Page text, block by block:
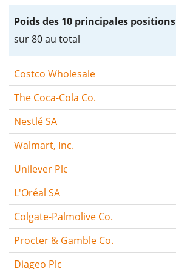
Poids des 10 principales positions
sur 80 au total
Costco Wholesale
The Coca-Cola Co.
Nestlé SA
Walmart, Inc.
Unilever Plc
L'Oréal SA
Colgate-Palmolive Co.
Procter & Gamble Co.
Diageo Plc